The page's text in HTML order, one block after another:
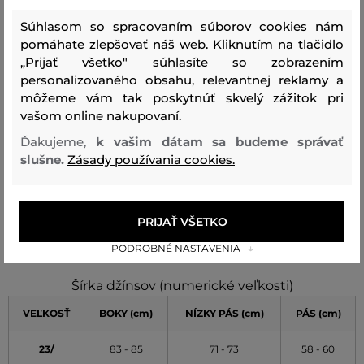
XS 36 85 - 89 73 - 77 60 - 64
S 38 90 - 94 78 - 82 65 - 69
M 40 95 - 99 82 - 86 70 - 74
XL 44 105 - 109 92 - 96
XXL 46 110+ 97+ 85+
Šírka džínsov (numerické veľkosti)
VEĽKOSŤ BOKY (cm) NÍZKY PÁS (cm) PÁS (cm)
23/ 83 - 85 71 - 73 58 - 60
Súhlasom so spracovaním súborov cookies nám
pomáhate zlepšovať náš web. Kliknutím na tlačidlo
„Prijať všetko" súhlasíte so zobrazením
personalizovaného obsahu, relevantnej reklamy a
môžeme vám tak poskytnúť skvelý zážitok pri
vašom online nakupovaní.
Ďakujeme, k vašim dátam sa budeme správať
slušne. Zásady používania cookies.
PODROBNÉ NASTAVENIA
PRIJAŤ VŠETKO